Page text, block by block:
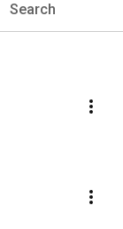
Search